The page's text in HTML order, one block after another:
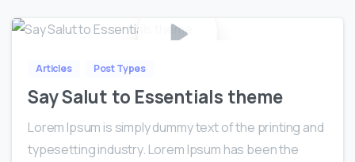
Articles Post Types
Say Salut to Essentials theme
Lorem Ipsum is simply dummy text of the printing and
typesetting industry. Lorem Ipsum has been the